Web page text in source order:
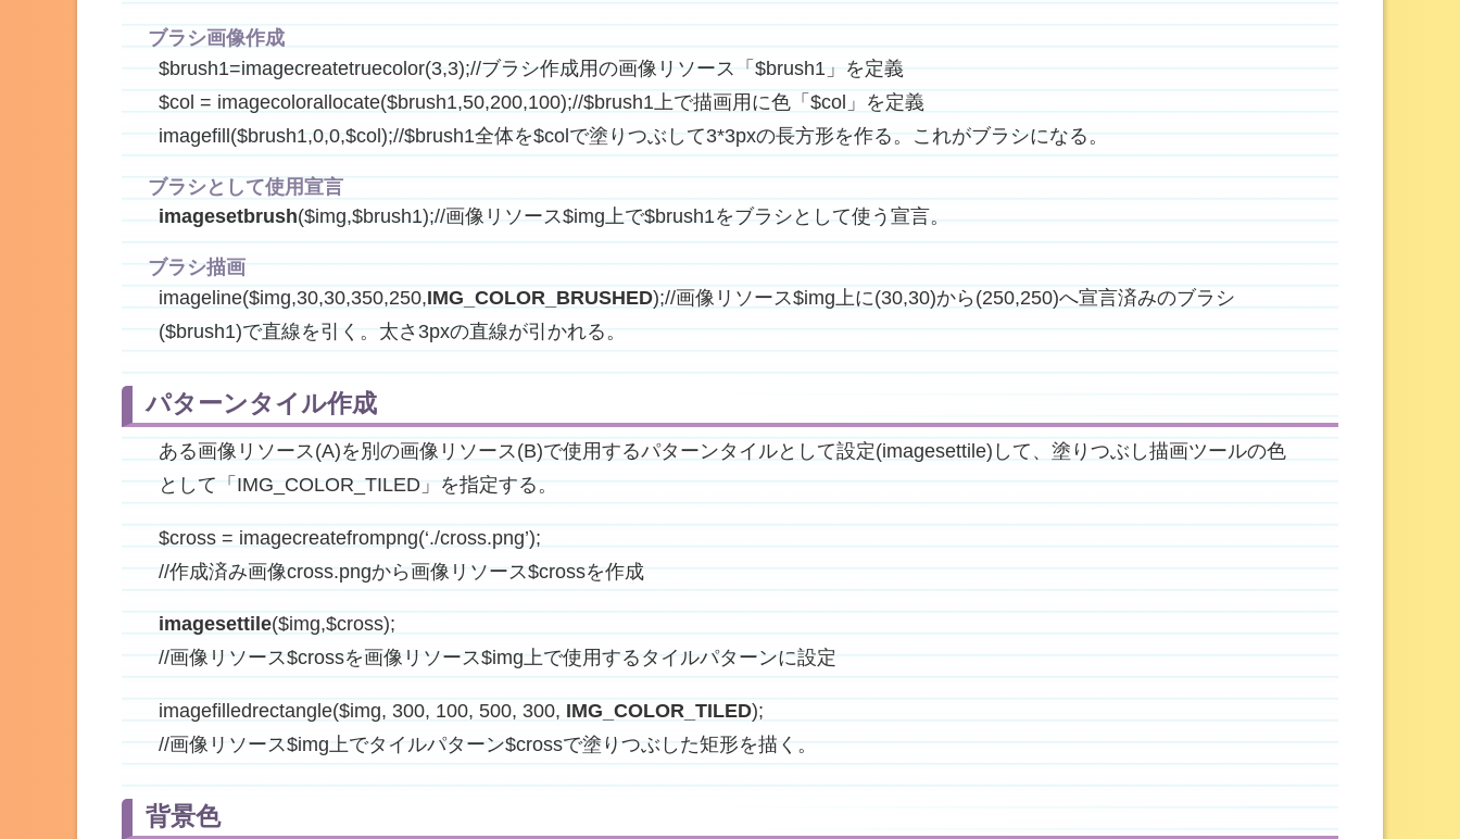
ブラシ画像作成
$brush1=imagecreatetruecolor(3,3);//ブラシ作成用の画像リソース「$brush1」を定義
$col = imagecolorallocate($brush1,50,200,100);//$brush1上で描画用に色「$col」を定義
imagefill($brush1,0,0,$col);//$brush1全体を$colで塗りつぶして3*3pxの長方形を作る。これがブラシになる。
ブラシとして使用宣言
imagesetbrush($img,$brush1);//画像リソース$img上で$brush1をブラシとして使う宣言。
ブラシ描画
imageline($img,30,30,350,250,IMG_COLOR_BRUSHED);//画像リソース$img上に(30,30)から(250,250)へ宣言済みのブラシ
($brush1)で直線を引く。太さ3pxの直線が引かれる。
パターンタイル作成
ある画像リソース(A)を別の画像リソース(B)で使用するパターンタイルとして設定(imagesettile)して、塗りつぶし描画ツールの色
として「IMG_COLOR_TILED」を指定する。
$cross = imagecreatefrompng(‘./cross.png’);
//作成済み画像cross.pngから画像リソース$crossを作成
imagesettile($img,$cross);
//画像リソース$crossを画像リソース$img上で使用するタイルパターンに設定
imagefilledrectangle($img, 300, 100, 500, 300, IMG_COLOR_TILED);
//画像リソース$img上でタイルパターン$crossで塗りつぶした矩形を描く。
背景色